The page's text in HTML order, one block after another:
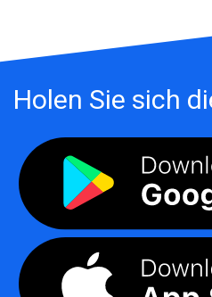
Holen Sie sich